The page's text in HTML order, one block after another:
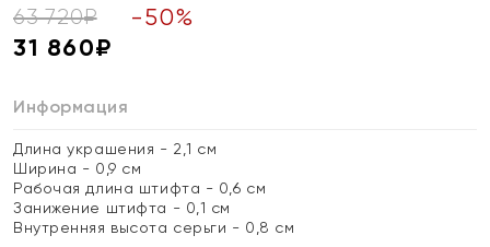
63 720₽ -50%
31 860₽
Информация
Длина украшения - 2,1 см
Ширина - 0,9 см
Рабочая длина штифта - 0,6 см
Занижение штифта - 0,1 см
Внутренняя высота серьги - 0,8 см